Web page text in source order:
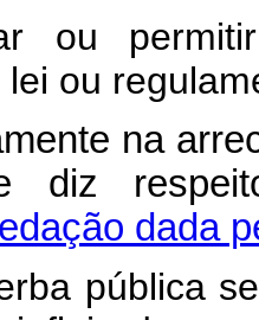
ou
ou
na
diz
dada
pública